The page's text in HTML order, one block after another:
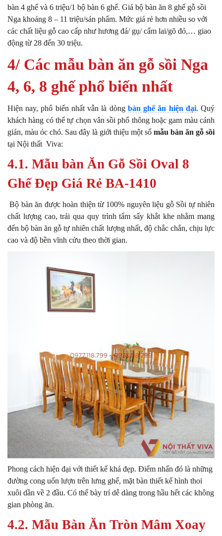
bàn 4 ghế và 6 triệu/1 bộ bàn 6 ghế. Giá bộ bàn ăn 8 ghế gỗ sồi
Nga khoảng 8 – 11 triệu/sản phẩm. Mức giá rẻ hơn nhiều so với
các chất liệu gỗ cao cấp như hương đá/ gụ/ cẩm lai/gõ đỏ,… giao
động từ 28 đến 30 triệu.
4/ Các mẫu bàn ăn gỗ sồi Nga
4, 6, 8 ghế phổ biến nhất
Hiện nay, phổ biến nhất vẫn là dòng bàn ghế ăn hiện đại. Quý
khách hàng có thể tự chọn vân sồi phổ thông hoặc gam màu cánh
gián, màu óc chó. Sau đây là giới thiệu một số mẫu bàn ăn gỗ sồi
tại Nội thất Viva:
4.1. Mẫu bàn Ăn Gỗ Sồi Oval 8
Ghế Đẹp Giá Rẻ BA-1410
Bộ bàn ăn được hoàn thiện từ 100% nguyên liệu gỗ Sồi tự nhiên
chất lượng cao, trải qua quy trình tẩm sấy khắt khe nhằm mang
đến bộ bàn ăn gỗ tự nhiên chất lượng nhất, độ chắc chắn, chịu lực
cao và độ bền vĩnh cửu theo thời gian.
Phong cách hiện đại với thiết kế khá đẹp. Điểm nhấn đó là những
đường cong uốn lượn trên lưng ghế, mặt bàn thiết kế hình thoi
xuôi dần về 2 đầu. Có thể bày trí dễ dàng trong hầu hết các không
gian phòng ăn.
4.2. Mẫu Bàn Ăn Tròn Mâm Xoay